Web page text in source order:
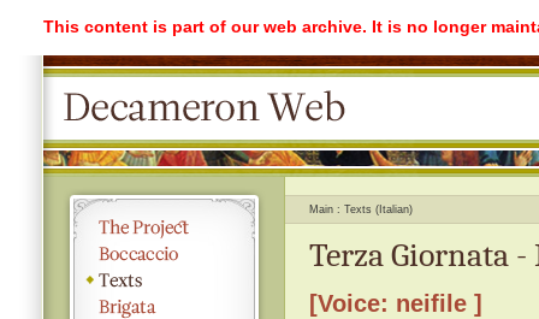
This content is part of our web archive. It is no longer
Main Texts (Italian)
Terza Giornata
[Voice: neifile ]